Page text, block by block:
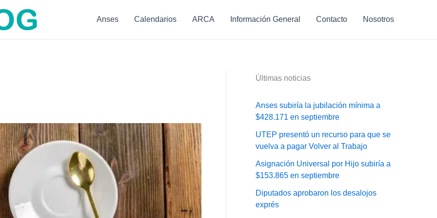
Anses Calendarios ARCA Información General Contacto Nosotros
Últimas noticias
Anses subiría la jubilación mínima a
$428.171 en septiembre
UTEP presentó un recurso para que se
vuelva a pagar Volver al Trabajo
Asignación Universal por Hijo subiría a
$153.865 en septiembre
Diputados aprobaron los desalojos
exprés